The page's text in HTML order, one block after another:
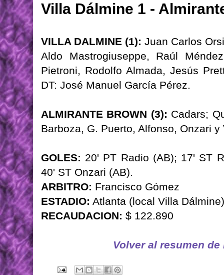
Villa Dálmine 1 -
VILLA DALMINE (1): Juan Carlos
Aldo Mastrogiuseppe, Raúl
Pietroni, Rodolfo Almada, Jesús
DT: José Manuel García Pérez.
ALMIRANTE BROWN (3): Cadars;
Barboza, G. Puerto, Alfonso, Onzari y
GOLES: 20' PT Radio (AB); 17' ST
40' ST Onzari (AB).
ARBITRO: Francisco Gómez
ESTADIO: Atlanta (local Villa Dálmine)
RECAUDACION: $ 122.890
Volver al resumen